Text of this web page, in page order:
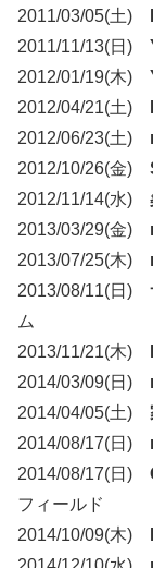
2011/03/05(土)
2011/11/13(日)
2012/01/19(木)
2012/04/21(土)
2012/06/23(土)
2012/10/26(金)
2012/11/14(水)
2013/03/29(金)
2013/07/25(木)
2013/08/11(日)
ム
2013/11/21(木)
2014/03/09(日)
2014/04/05(土)
2014/08/17(日)
2014/08/17(日)
フィールド
2014/10/09(木)